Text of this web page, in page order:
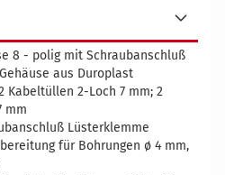
8 - poligmit Schraubanschluß
aus Duroplast
Kabeltüllen 2-Loch 7 mm; 2
mm
Lüsterklemme
für Bohrungen ø 4 mm,